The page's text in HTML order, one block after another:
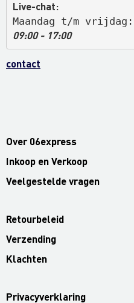
Live-chat:
Maandag t/m vrijdag:
09:00 - 17:00
contact
Over 06express
Inkoop en Verkoop
Veelgestelde vragen
Retourbeleid
Verzending
Klachten
Privacyverklaring